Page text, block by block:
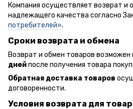
Компания осуществляет возврат и
надлежащего качества согласно
потребителей».
Сроки возврата и обмена
Возврат и обмен товаров возможен
днейпосле получения товара
Обратная доставка товаров
договоренности.
Условия возврата для